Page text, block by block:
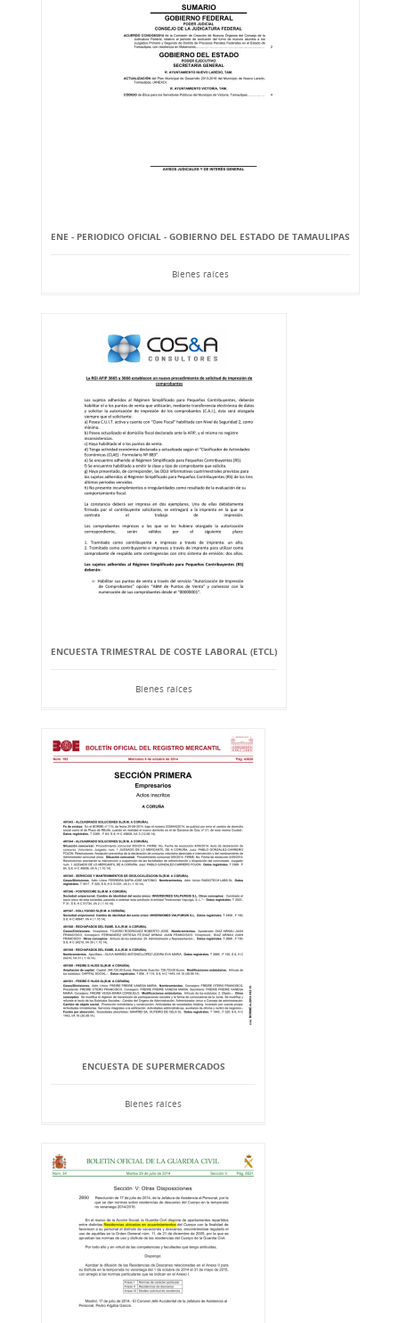
ENE - PERIODICO OFICIAL - GOBIERNO DEL ESTADO DE TAMAULIPAS
Bienes raíces
ENCUESTA TRIMESTRAL DE COSTE LABORAL (ETCL)
Bienes raíces
ENCUESTA DE SUPERMERCADOS
Bienes raíces